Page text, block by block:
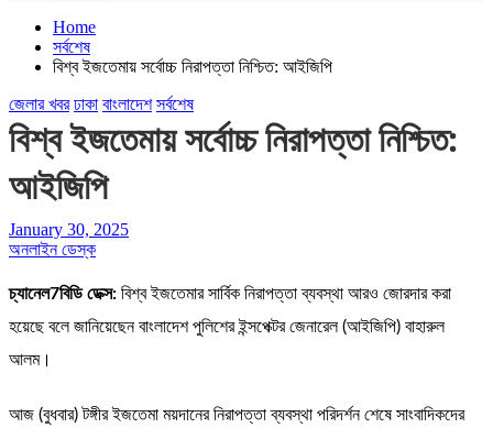
Home
সর্বশেষ
বিশ্ব ইজতেমায় সর্বোচ্চ নিরাপত্তা নিশ্চিত: আইজিপি
জেলার খবর ঢাকা বাংলাদেশ সর্বশেষ
বিশ্ব ইজতেমায় সর্বোচ্চ নিরাপত্তা নিশ্চিত:
আইজিপি
January 30, 2025
অনলাইন ডেস্ক
চ্যানেল7বিডি ডেক্স: বিশ্ব ইজতেমার সার্বিক নিরাপত্তা ব্যবস্থা আরও জোরদার করা
হয়েছে বলে জানিয়েছেন বাংলাদেশ পুলিশের ইন্সপেক্টর জেনারেল (আইজিপি) বাহারুল
আলম।
আজ (বুধবার) টঙ্গীর ইজতেমা ময়দানের নিরাপত্তা ব্যবস্থা পরিদর্শন শেষে সাংবাদিকদের